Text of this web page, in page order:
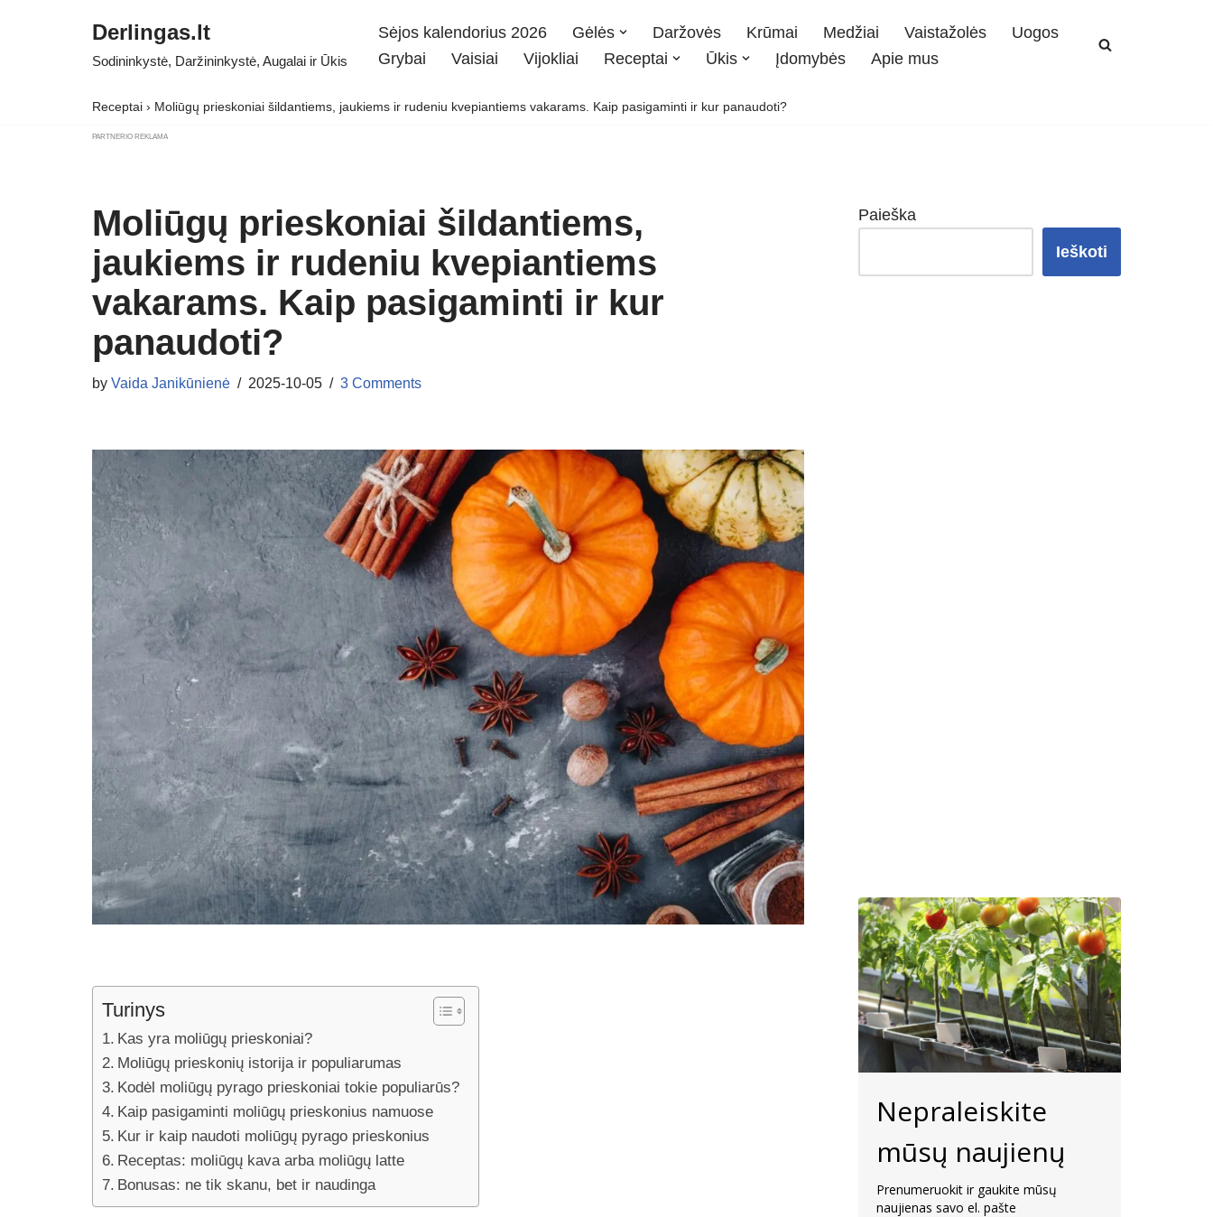
Derlingas.lt
Sodininkystė, Daržininkystė, Augalai ir Ūkis
Sėjos kalendorius 2026 Gėlės Daržovės Krūmai Medžiai Vaistažolės
Uogos
Grybai
Vaisiai Vijokliai Receptai Ūkis Įdomybės Apie mus
Receptai › Moliūgų prieskoniai šildantiems, jaukiems ir rudeniu kvepiantiems vakarams. Kaip pasigaminti ir kur panaudoti?
PARTNERIO REKLAMA
Moliūgų prieskoniai šildantiems,
jaukiems ir rudeniu kvepiantiems
vakarams. Kaip pasigaminti ir kur
panaudoti?
by Vaida Janikūnienė 2025-10-05 3 Comments
Turinys
Kas yra moliūgų prieskoniai?
Moliūgų prieskonių istorija ir populiarumas
Kodėl moliūgų pyrago prieskoniai tokie populiarūs?
Kaip pasigaminti moliūgų prieskonius namuose
Kur ir kaip naudoti moliūgų pyrago prieskonius
Receptas: moliūgų kava arba moliūgų latte
Bonusas: ne tik skanu, bet ir naudinga
Paieška
Ieškoti
Nepraleiskite
mūsų naujienų
Prenumeruokit ir gaukite mūsų
naujienas savo el. pašte